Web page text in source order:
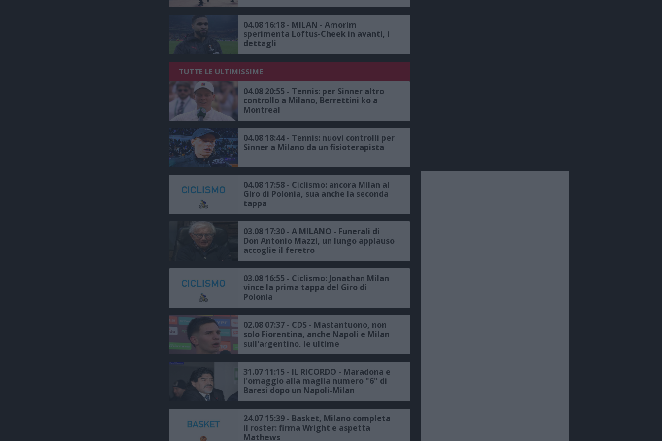
04.08 16:18 - MILAN - Amorim
sperimenta Loftus-Cheek in avanti, i
dettagli
TUTTE LE ULTIMISSIME
04.08 20:55 - Tennis: per Sinner altro
controllo a Milano, Berrettini ko a
Montreal
04.08 18:44 - Tennis: nuovi controlli per
Sinner a Milano da un fisioterapista
04.08 17:58 - Ciclismo: ancora Milan al
Giro di Polonia, sua anche la seconda
tappa
03.08 17:30 - A MILANO - Funerali di
Don Antonio Mazzi, un lungo applauso
accoglie il feretro
03.08 16:55 - Ciclismo: Jonathan Milan
vince la prima tappa del Giro di
Polonia
02.08 07:37 - CDS - Mastantuono, non
solo Fiorentina, anche Napoli e Milan
sull'argentino, le ultime
31.07 11:15 - IL RICORDO - Maradona e
l'omaggio alla maglia numero "6" di
Baresi dopo un Napoli-Milan
24.07 15:39 - Basket, Milano completa
il roster: firma Wright e aspetta
Mathews